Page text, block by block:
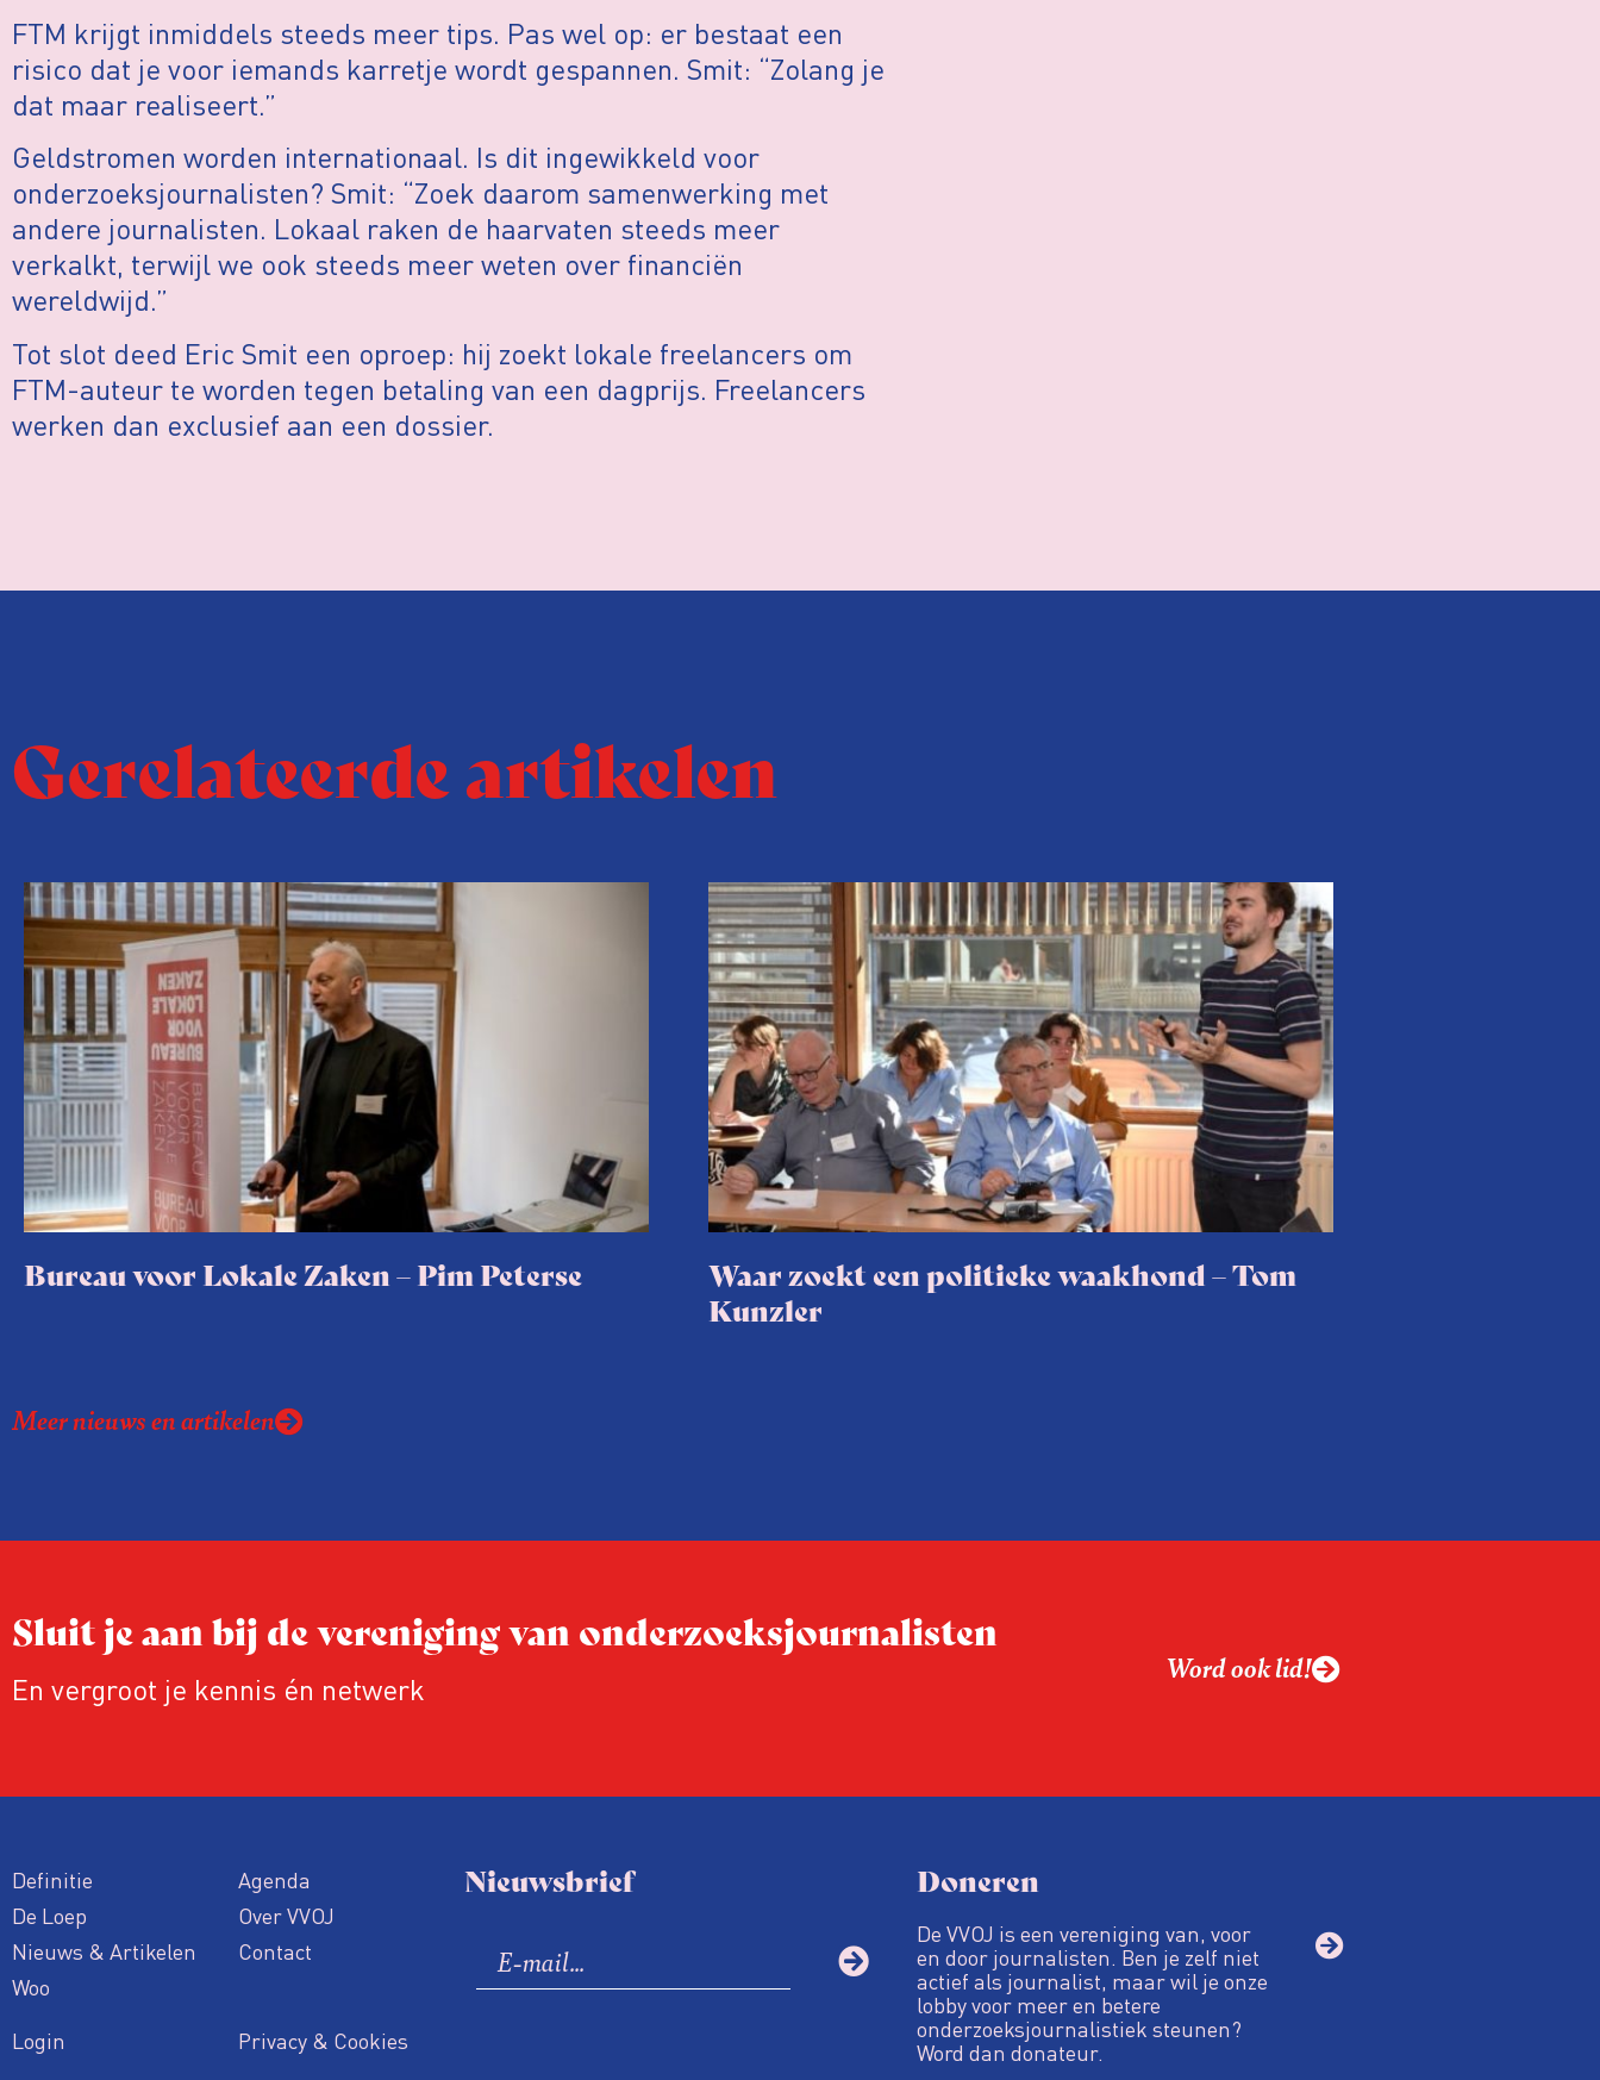
FTM krijgt inmiddels steeds meer tips. Pas wel op: er bestaat een
risico dat je voor iemands karretje wordt gespannen. Smit: “Zolang je
dat maar realiseert.”
Geldstromen worden internationaal. Is dit ingewikkeld voor
onderzoeksjournalisten? Smit: “Zoek daarom samenwerking met
andere journalisten. Lokaal raken de haarvaten steeds meer
verkalkt, terwijl we ook steeds meer weten over financiën
wereldwijd.”
Tot slot deed Eric Smit een oproep: hij zoekt lokale freelancers om
FTM-auteur te worden tegen betaling van een dagprijs. Freelancers
werken dan exclusief aan een dossier.
Gerelateerde artikelen
Bureau voor Lokale Zaken – Pim Peterse
Waar zoekt een politieke waakhond – Tom
Kunzler
Meer nieuws en artikelen
Sluit je aan bij de vereniging van onderzoeksjournalisten
En vergroot je kennis én netwerk
Word ook lid!
Definitie
De Loep
Nieuws & Artikelen
Woo
Agenda
Over VVOJ
Contact
Login Privacy & Cookies
Nieuwsbrief Doneren
De VVOJ is een vereniging van, voor
en door journalisten. Ben je zelf niet
actief als journalist, maar wil je onze
lobby voor meer en betere
onderzoeksjournalistiek steunen?
Word dan donateur.